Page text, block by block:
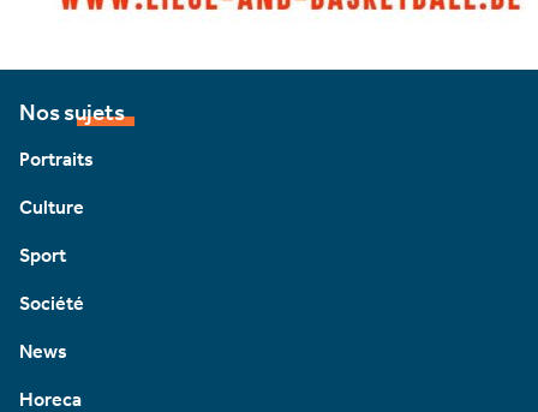
Nos sujets
Portraits
Culture
Sport
Société
News
Horeca